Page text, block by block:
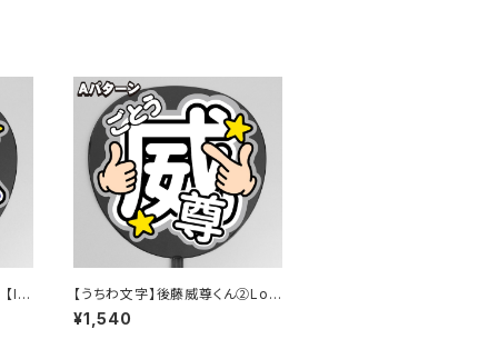
IN
【うちわ文字】後藤威尊くん②Log
¥1,540